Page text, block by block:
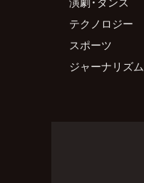
テクノロジー
スポーツ
ジャーナリズム